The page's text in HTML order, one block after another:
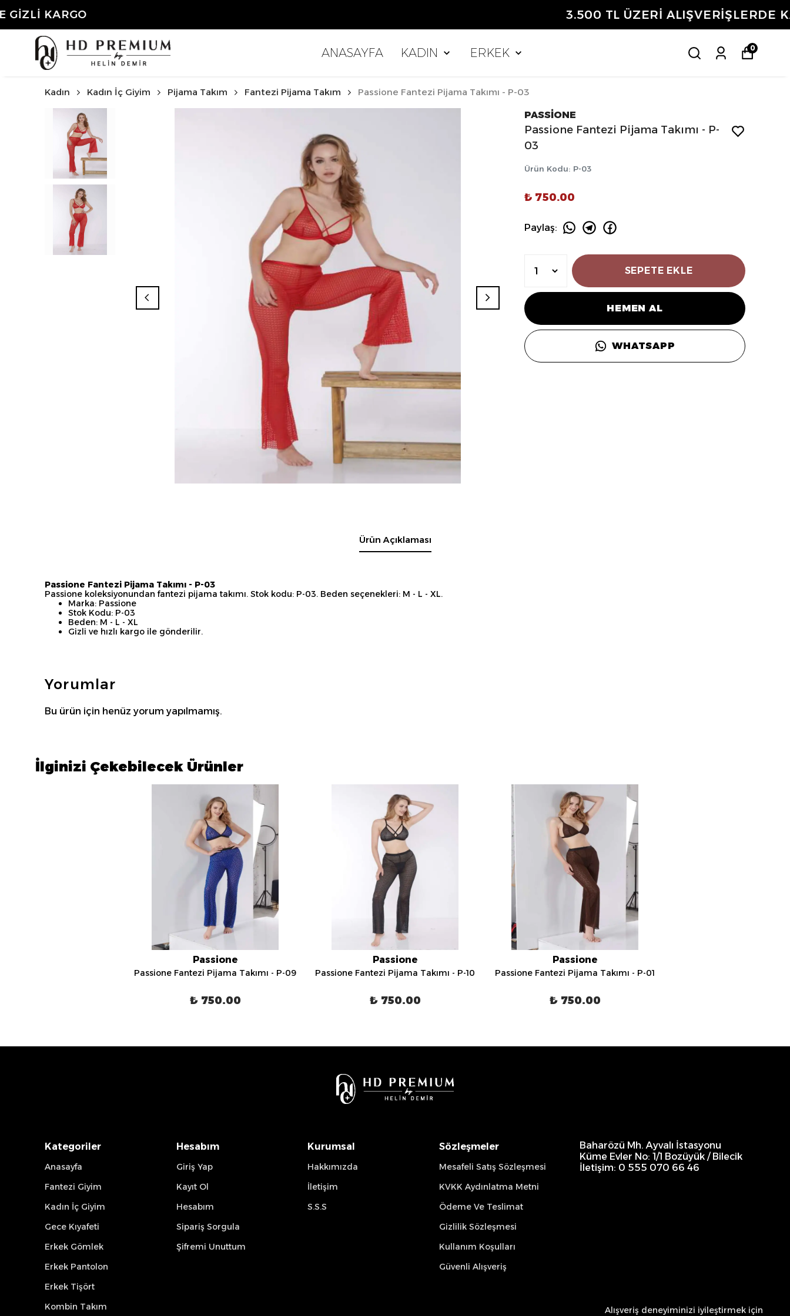
ANASAYFA KADIN ERKEK 0
Alışveriş deneyiminizi iyileştirmek için
Kadın Kadın İç Giyim Pijama Takım Fantezi Pijama Takım Passione Fantezi Pijama Takımı - P-03
PASSİONE
Passione Fantezi Pijama Takımı - P-
03
Ürün Kodu: P-03
₺ 750.00
Paylaş:
SEPETE EKLE
HEMEN AL
WHATSAPP
Ürün Açıklaması
Passione Fantezi Pijama Takımı - P-03
Passione koleksiyonundan fantezi pijama takımı. Stok kodu: P-03. Beden seçenekleri: M - L - XL.
Marka: Passione
Stok Kodu: P-03
Beden: M - L - XL
Gizli ve hızlı kargo ile gönderilir.
Yorumlar
Bu ürün için henüz yorum yapılmamış.
İlginizi Çekebilecek Ürünler
Passione
Passione Fantezi Pijama Takımı - P-09
₺ 750.00
Passione
Passione Fantezi Pijama Takımı - P-10
₺ 750.00
Passione
Passione Fantezi Pijama Takımı - P-01
₺ 750.00
Kategoriler
Anasayfa
Fantezi Giyim
Kadın İç Giyim
Gece Kıyafeti
Erkek Gömlek
Erkek Pantolon
Erkek Tişört
Kombin Takım
Hesabım
Giriş Yap
Kayıt Ol
Hesabım
Sipariş Sorgula
Şifremi Unuttum
Kurumsal
Hakkımızda
İletişim
S.S.S
Sözleşmeler
Mesafeli Satış Sözleşmesi
KVKK Aydınlatma Metni
Ödeme Ve Teslimat
Gizlilik Sözleşmesi
Kullanım Koşulları
Güvenli Alışveriş
Baharözü Mh. Ayvalı İstasyonu
Küme Evler No: 1/1 Bozüyük / Bilecik
İletişim: 0 555 070 66 46